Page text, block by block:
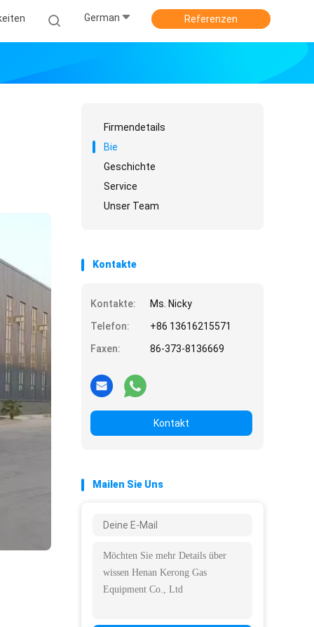
German Referenzen
Firmendetails
Bie
Geschichte
Service
Unser Team
Kontakte
Kontakte:
Ms. Nicky
Telefon:
+86 13616215571
Faxen:
86-373-8136669
Kontakt
Mailen Sie Uns